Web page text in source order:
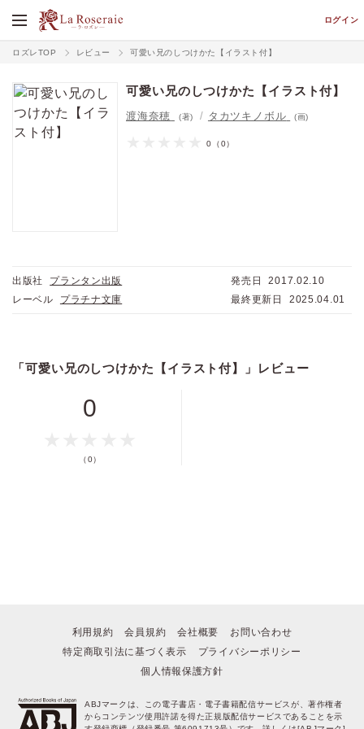
ログイン
ロズレTOP レビュー 可愛い兄のしつけかた【イラスト付】
可愛い兄のしつけかた【イラスト付】
渡海奈穂 (著) タカツキノボル (画)
0 （0）
出版社
プランタン出版
レーベル
プラチナ文庫
発売日
2017.02.10
最終更新日
2025.04.01
「可愛い兄のしつけかた【イラスト付】」レビュー
0
（0）
利用規約 会員規約 会社概要
お問い合わせ
特定商取引法に基づく表示
プライバシーポリシー
個人情報保護方針
ABJマークは、この電子書店・電子書籍配信サービスが、著作権者
からコンテンツ使用許諾を得た正規版配信サービスであることを示
価格
ポイントを消費して購入するにはログイン・会員登録が必要です
ログイン